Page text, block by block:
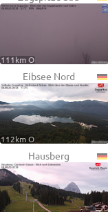
111km O
Eibsee Nord
112km O
Hausberg